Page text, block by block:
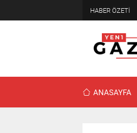
HABER ÖZETİ
ANASAYFA